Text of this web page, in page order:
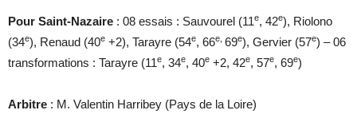
Pour Saint-Nazaire : 08 essais : Sauvourel (11e, 42e), Riolono
(34e), Renaud (40e +2), Tarayre (54e, 66e, 69e), Gervier (57e) – 06
transformations : Tarayre (11e, 34e, 40e +2, 42e, 57e, 69e)
Arbitre : M. Valentin Harribey (Pays de la Loire)